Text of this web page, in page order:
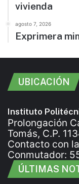
vivienda
agosto 7, 2026
Exprimera
UBICACIÓN
Instituto
Prolongación
Tomás, C.P.
Contacto con
Conmutador:
ÚLTIMAS